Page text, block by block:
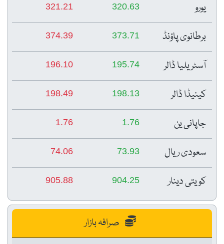
یورو 320.63
321.21
برطانوی پاؤنڈ 373.71
374.39
آسٹریلیا ڈالر 195.74
196.10
کینیڈا ڈالر 198.13
198.49
جاپانی ین 1.76
1.76
سعودی ریال 73.93
74.06
کویتی دینار 904.25
905.88
صرافہ بازار